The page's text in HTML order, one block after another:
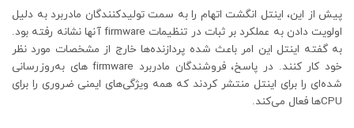
پیش از این، اینتل انگشت اتهام را به سمت تولیدکنندگان مادربرد به دلیل
اولویت دادن به عملکرد بر ثبات در تنظیمات firmware آنها نشانه رفته بود.
به گفته اینتل این امر باعث شده پردازنده‌ها خارج از مشخصات مورد نظر
خود کار کنند. در پاسخ، فروشندگان مادربرد firmware های به‌روزرسانی
شده‌ای را برای اینتل منتشر کردند که همه ویژگی‌های ایمنی ضروری را برای
CPUها فعال می‌کند.